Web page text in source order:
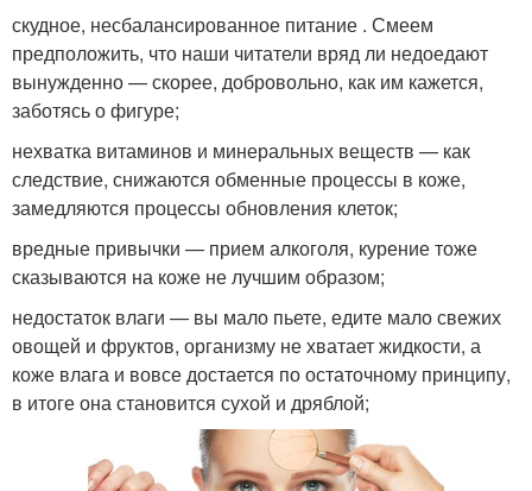
скудное, несбалансированное питание . Смеем
предположить, что наши читатели вряд ли недоедают
вынужденно — скорее, добровольно, как им кажется,
заботясь о фигуре;
нехватка витаминов и минеральных веществ — как
следствие, снижаются обменные процессы в коже,
замедляются процессы обновления клеток;
вредные привычки — прием алкоголя, курение тоже
сказываются на коже не лучшим образом;
недостаток влаги — вы мало пьете, едите мало свежих
овощей и фруктов, организму не хватает жидкости, а
коже влага и вовсе достается по остаточному принципу,
в итоге она становится сухой и дряблой;